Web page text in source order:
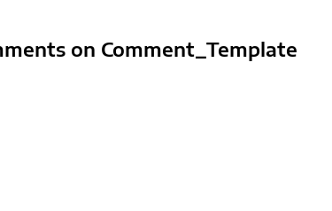
on Comment_Template